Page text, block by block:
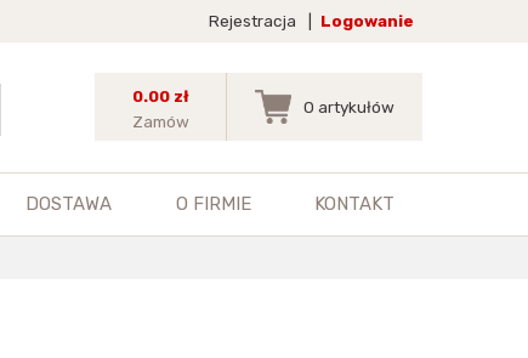
Rejestracja Logowanie
0.00 zł
Zamów
0 artykułów
DOSTAWA O FIRMIE KONTAKT